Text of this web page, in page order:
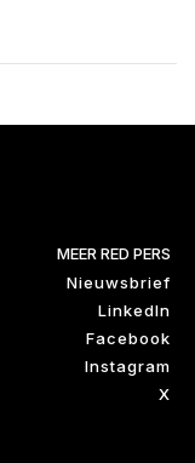
MEER RED PERS
Nieuwsbrief
LinkedIn
Facebook
Instagram
X